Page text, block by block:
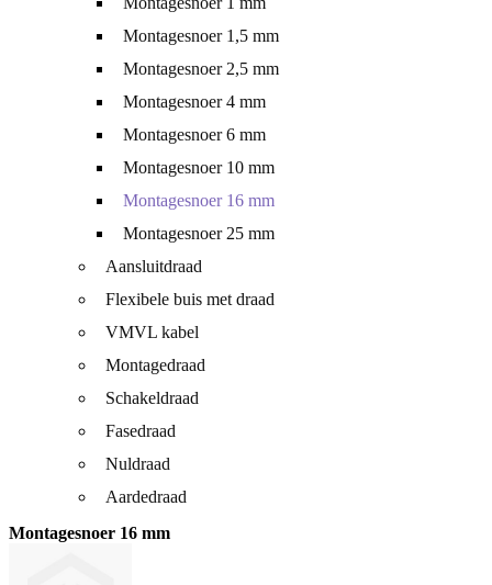
Montagesnoer 1,5 mm
Montagesnoer 2,5 mm
Montagesnoer 4 mm
Montagesnoer 6 mm
Montagesnoer 10 mm
Montagesnoer 16 mm
Montagesnoer 25 mm
Aansluitdraad
Flexibele buis met draad
VMVL kabel
Montagedraad
Schakeldraad
Fasedraad
Nuldraad
Aardedraad
Montagesnoer 16 mm